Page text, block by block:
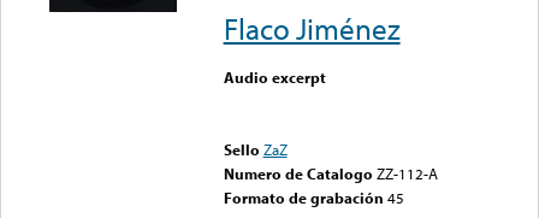
Flaco Jiménez
Audio excerpt
Sello ZaZ
Numero de Catalogo ZZ-112-A
Formato de grabación 45